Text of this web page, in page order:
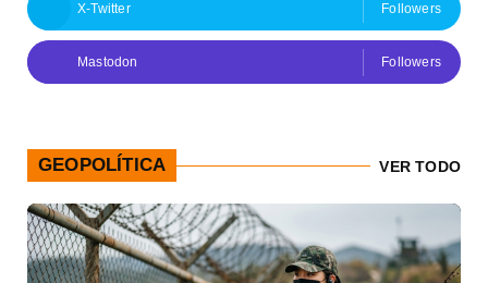
X-Twitter Followers
Mastodon Followers
GEOPOLÍTICA VER TODO